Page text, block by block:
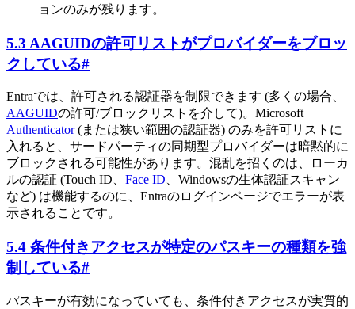
ョンのみが残ります。
5.3 AAGUIDの許可リストがプロバイダーをブロッ
クしている#
Entraでは、許可される認証器を制限できます (多くの場合、
AAGUIDの許可/ブロックリストを介して)。Microsoft
Authenticator(または狭い範囲の認証器) のみを許可リストに
入れると、サードパーティの同期型プロバイダーは暗黙的に
ブロックされる可能性があります。混乱を招くのは、ローカ
ルの認証 (Touch ID、 Face ID 、Windowsの生体認証スキャン
など) は機能するのに、Entraのログインページでエラーが表
示されることです。
5.4 条件付きアクセスが特定のパスキーの種類を強
制している#
パスキーが有効になっていても、条件付きアクセスが実質的